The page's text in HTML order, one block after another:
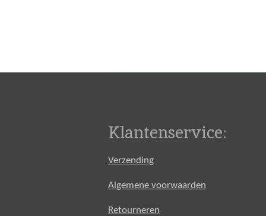
Klantenservice:
Verzending
Algemene voorwaarden
Retourneren